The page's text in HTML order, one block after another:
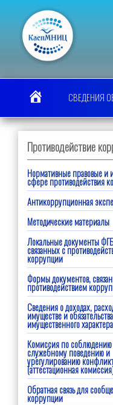
содержимому
СВЕДЕНИЯ
Противодействие
Нормативные правовые и
сфере противодействия
Антикоррупционная
Методические материалы
Локальные документы
связанных с
коррупции
Формы документов,
противодействием
Сведения о доходах,
имуществе и
имущественного характера
Комиссия по соблюдению
служебному поведению и
урегулированию
(аттестационная
Обратная связь для
коррупции